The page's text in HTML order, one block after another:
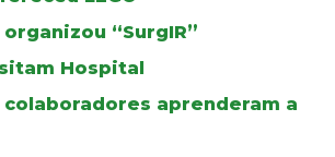
“SurgIR”
Hospital
aprenderam a